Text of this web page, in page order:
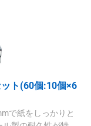
ト(60個:10個×6
で紙をしっかりと